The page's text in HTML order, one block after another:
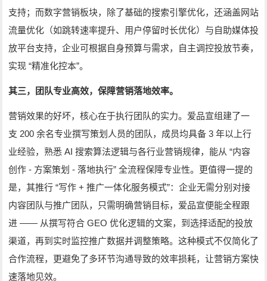
支持；而数字营销板块，除了基础的搜索引擎优化，还涵盖网站
流量优化（如跳转速率提升、用户停留时长优化）与自助媒体投
放平台支持，企业可根据自身预算与需求，自主调控投放节奏，
实现 “精准化控本”。
其三，团队专业高效，保障营销落地效率。
营销效果的好坏，核心在于执行团队的实力。爱品宣组建了一
支 200 余名专业撰写策划人员的团队，成员均具备 3 年以上行
业经验，熟悉 AI 搜索算法逻辑与各行业营销规律，能从 “内容
创作 - 方案策划 - 落地执行” 全流程保障专业性。更值得一提的
是，其推行 “写作 + 推广一体化服务模式”：企业无需分别对接
内容团队与推广团队，只需明确营销目标，爱品宣便能全程跟
进 —— 从撰写符合 GEO 优化逻辑的文案，到选择适配的投放
渠道，再到实时监控推广数据并调整策略。这种模式不仅简化了
合作流程，更避免了多环节沟通导致的效率损耗，让营销方案快
速落地见效。